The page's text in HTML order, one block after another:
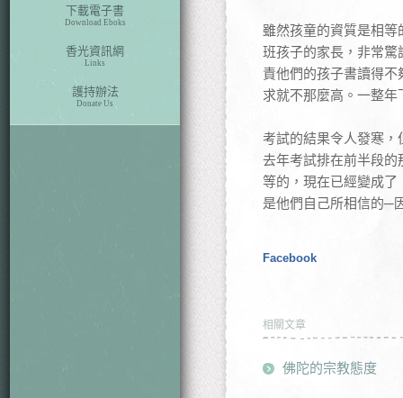
下載電子書
Download Eboks
香光資訊網
Links
護持辦法
Donate Us
雖然孩童的資質是相
班孩子的家長，非常
責他們的孩子書讀得
求就不那麼高。一整
考試的結果令人發寒
去年考試排在前半段
等的，現在已經變成
是他們自己所相信的─
Facebook
相關文章
佛陀的宗教態度